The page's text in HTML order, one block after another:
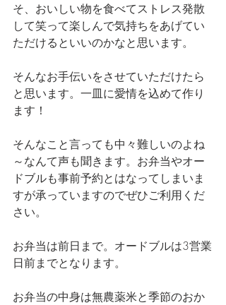
そ、おいしい物を食べてストレス発散
して笑って楽しんで気持ちをあげてい
ただけるといいのかなと思います。
そんなお手伝いをさせていただけたら
と思います。一皿に愛情を込めて作り
ます！
そんなこと言っても中々難しいのよね
～なんて声も聞きます。お弁当やオー
ドブルも事前予約とはなってしまいま
すが承っていますのでぜひご利用くだ
さい。
お弁当は前日まで。オードブルは3営業
日前までとなります。
お弁当の中身は無農薬米と季節のおか